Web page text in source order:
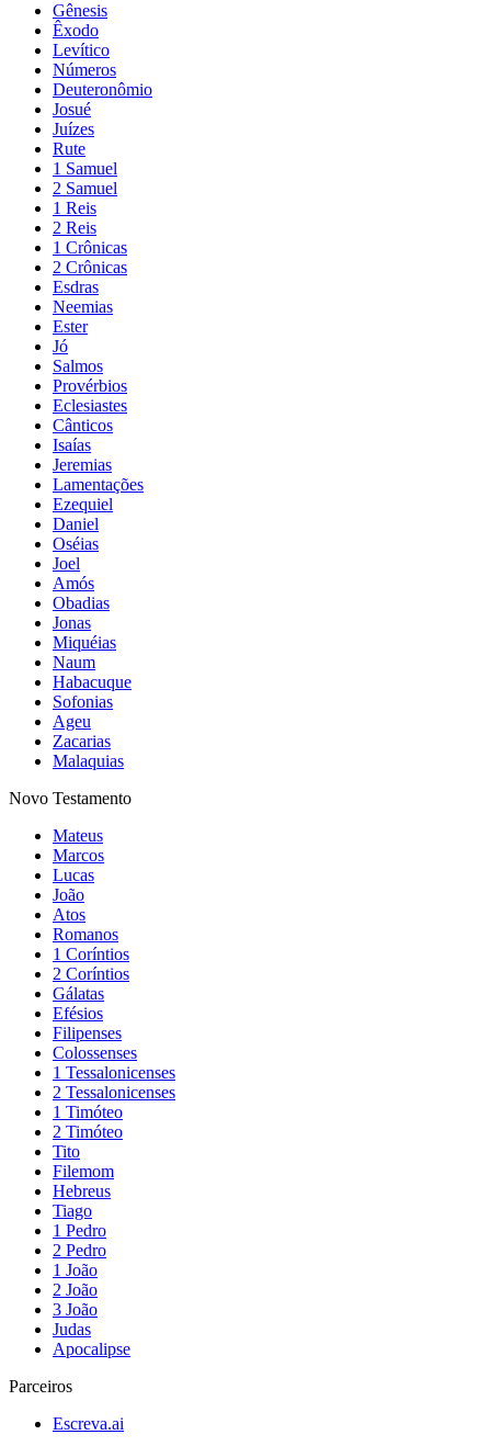
Gênesis
Êxodo
Levítico
Números
Deuteronômio
Josué
Juízes
Rute
1 Samuel
2 Samuel
1 Reis
2 Reis
1 Crônicas
2 Crônicas
Esdras
Neemias
Ester
Jó
Salmos
Provérbios
Eclesiastes
Cânticos
Isaías
Jeremias
Lamentações
Ezequiel
Daniel
Oséias
Joel
Amós
Obadias
Jonas
Miquéias
Naum
Habacuque
Sofonias
Ageu
Zacarias
Malaquias
Novo Testamento
Mateus
Marcos
Lucas
João
Atos
Romanos
1 Coríntios
2 Coríntios
Gálatas
Efésios
Filipenses
Colossenses
1 Tessalonicenses
2 Tessalonicenses
1 Timóteo
2 Timóteo
Tito
Filemom
Hebreus
Tiago
1 Pedro
2 Pedro
1 João
2 João
3 João
Judas
Apocalipse
Parceiros
Escreva.ai